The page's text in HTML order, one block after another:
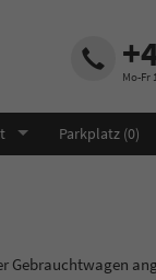
Mo-Fr
Parkplatz (0)
Gebrauchtwagen